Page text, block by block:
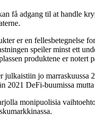
få adgang til at handle
er en fellesbetegnelse
speiler minst ett
produktene er notert
julkaistiin jo
2021 DeFi-buumissa
monipuolisia